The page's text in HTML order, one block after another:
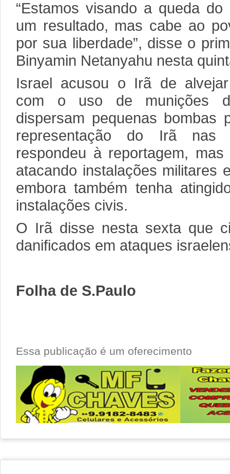
“Estamos visando a queda
um resultado, mas cabe ao
por sua liberdade”, disse o
Binyamin Netanyahu nesta
Israel acusou o Irã de
com o uso de munições
dispersam pequenas bombas
representação do Irã nas
respondeu à reportagem,
atacando instalações militares
embora também tenha
instalações civis.
O Irã disse nesta sexta que
danificados em ataques
Folha de S.Paulo
Essa publicação é um oferecimento